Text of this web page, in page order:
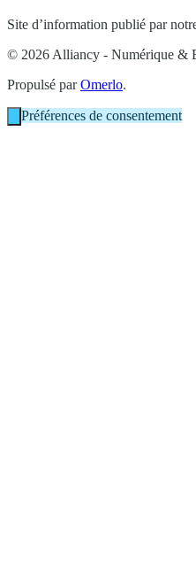
Site d’information publié par
© 2026 Alliancy - Numérique &
Propulsé parOmerlo.
Préférences de consentement